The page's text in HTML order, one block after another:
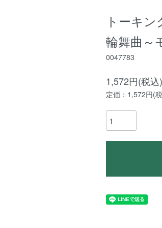
トーキ
輪舞曲～
0047783
1,572円(税込)
定価：1,572円(